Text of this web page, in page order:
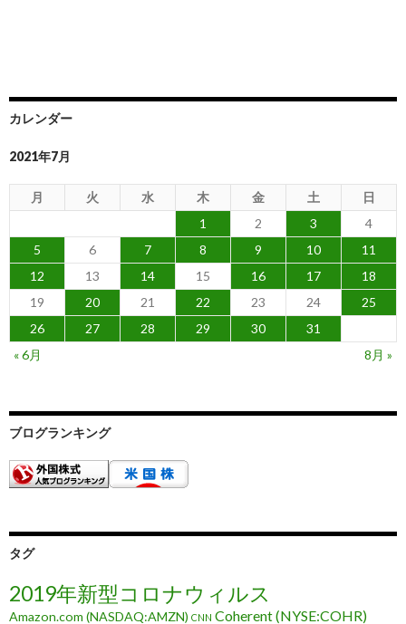
カレンダー
2021年7月
月 火 水 木 金 土
日
1
2 3
4
5
6 7 8 9 10
11
12
13 14 15 16 17
18
19
20 21 22 23 24
25
26
27 28 29 30
31
« 6月
8月 »
ブログランキング
タグ
2019年新型コロナウィルス
Amazon.com (NASDAQ:AMZN) CNN Coherent (NYSE:COHR)